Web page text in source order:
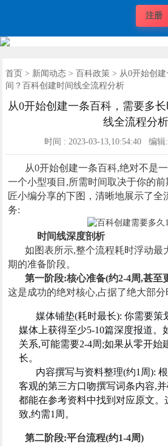
注册
首页 > 新闻动态> 百科政策> 从0开始创建
间？百科创建时间线全流程分析
从0开始创建一条百科，需要多
线全流程分析
时间 : 2023-03-13,10:54:40 编
从0开始创建一条百科,绝对不是
一个小型项目,所需时间取决于你的
匠小编分享的下图，清晰地展示了全
务:
时间线深度剖析
如图表所示,整个流程耗时浮动最
期的准备阶段。
第一阶段:核心准备(约2-4周,甚至
这是成功的绝对核心,占据了绝大部分
媒体铺垫(耗时最长): 你需要策
媒体上获得至少5-10篇深度报道。
关系,可能需要2-4周;如果从零开始
长。
内容撰写与资料整理(约1周):
客观的第三方口吻撰写词条内容,
都能在参考资料中找到对应原文。
致,约需1周。
第二阶段:平台流程(约1-4周)